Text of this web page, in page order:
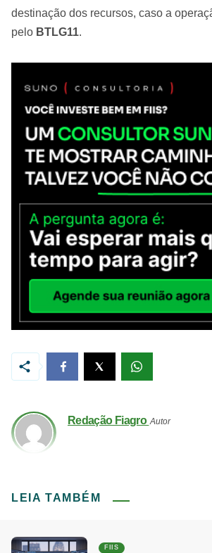
destinação dos recursos, caso a
pelo BTLG11.
Redação Fiagro Autor
LEIA TAMBÉM
FIIS